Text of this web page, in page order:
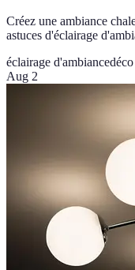
Créez une ambiance
astuces d'éclairage
éclairage d'ambiance
Aug 2